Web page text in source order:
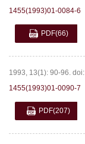
1455(1993)01-0084-6
PDF(66)
1993, 13(1): 90-96. doi:
1455(1993)01-0090-7
PDF(207)